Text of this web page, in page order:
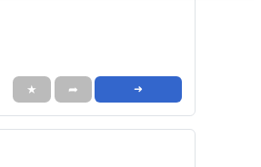
★ ➦ ➜